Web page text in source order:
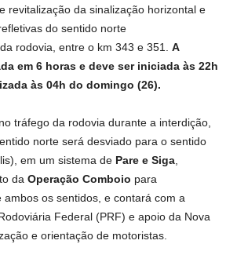
revitalização da sinalização horizontal e
do sentido norte
rodovia, entre o km 343 e 351. A
em 6 horas e deve ser iniciada às 22h
às 04h do domingo (26).
tráfego da rodovia durante a interdição,
norte será desviado para o sentido
em um sistema de Pare e Siga
da Operação Comboio para
os sentidos, e contará com a
Federal (PRF) e apoio da Nova
e orientação de motoristas.